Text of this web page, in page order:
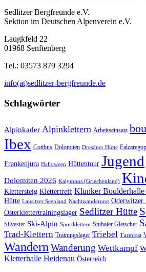
Sedlitzer Bergfreunde e.V.
Sektion im Deutschen Alpenverein e.V.
Laugkfeld 22
01968 Senftenberg
Tel.: 03573 879 3294
info(at)sedlitzer-bergfreunde.de
Schlagwörter
Alpinkader Alpinklettern Arbeitseinsatz
Ibex Cottbus Dolomiten Dresdner Hütte
Frankenjura Halloween Hüttentour Jugend
Dolomiten 2026 Kalymnos (Griechenland)
Klettersteig Klettertreff Klunker Boulderhalle
Hütte Lausitzer Seenland Nachtwanderung Oderwitzer
Osterklettertrainingslager Sedlitzer Hütte
Silvester Ski-Alpin Sportklettern Stubaier Gletscher
Trad-Klettern Trainingslager Triebel Turmfest
Wandern Wanderung Wettkampf
Kletterhalle Heidenau Österreich